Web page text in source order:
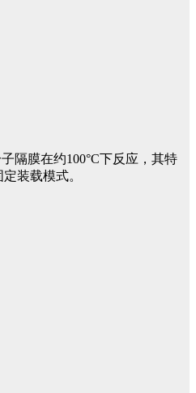
隔膜在约100°C下反应，其特
装载模式。